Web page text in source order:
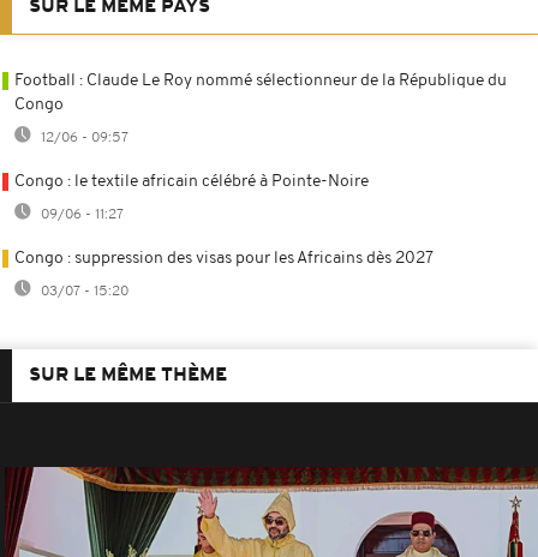
SUR LE MÊME PAYS
Football : Claude Le Roy nommé sélectionneur de la République du
Congo
12/06 - 09:57
Congo : le textile africain célébré à Pointe-Noire
09/06 - 11:27
Congo : suppression des visas pour les Africains dès 2027
03/07 - 15:20
SUR LE MÊME THÈME